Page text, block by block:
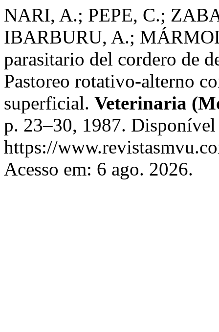
NARI, A.; PEPE, C.;
IBARBURU, A.;
parasitario del cordero de
Pastoreo rotativo-alterno
superficial. Veterinaria
p. 23–30, 1987. Disponível
https://
Acesso em: 6 ago. 2026.